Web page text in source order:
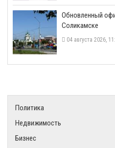
​Обновленный
Соликамске
04 августа 2026,
Политика
Недвижимость
Бизнес